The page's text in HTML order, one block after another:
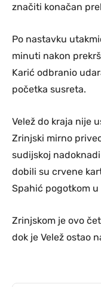
značiti konačan
Po nastavku
minuti nakon
Karić odbranio
početka susreta.
Velež do kraja nije
Zrinjski mirno
sudijskoj
dobili su crvene
Spahić pogotkom
Zrinjskom je ovo
dok je Velež ostao